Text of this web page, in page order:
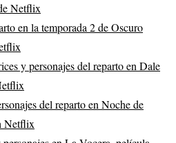
Netflix
en la temporada 2 de Oscuro
y personajes del reparto en Dale
del reparto en Noche de
Netflix